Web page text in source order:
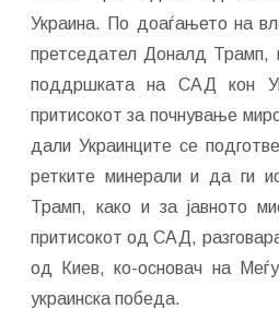
Украина. По доаѓањето на
претседател Доналд Трамп,
поддршката на САД кон
притисокот за почнување
дали Украинците се
ретките минерали и да ги
Трамп, како и за јавното
притисокот од САД,
од Киев, ко-основач на
украинска победа.